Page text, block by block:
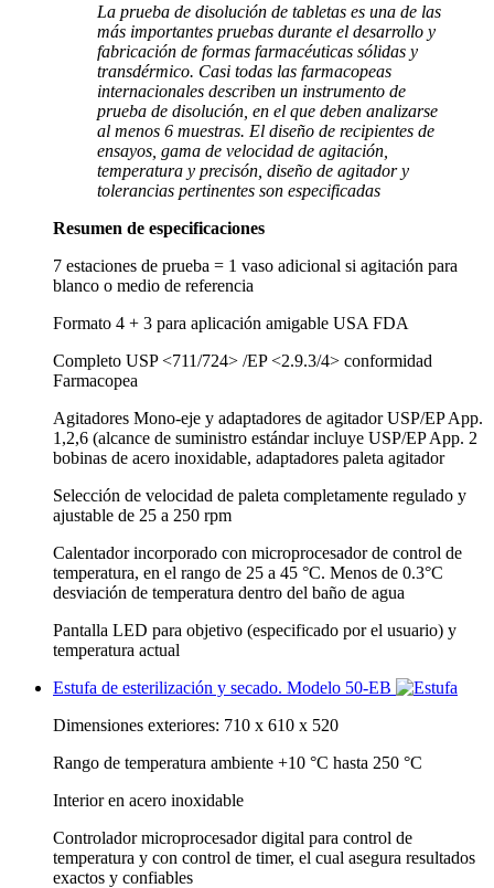
La prueba de disolución de tabletas es una de las
más importantes pruebas durante el desarrollo y
fabricación de formas farmacéuticas sólidas y
transdérmico. Casi todas las farmacopeas
internacionales describen un instrumento de
prueba de disolución, en el que deben analizarse
al menos 6 muestras. El diseño de recipientes de
ensayos, gama de velocidad de agitación,
temperatura y precisón, diseño de agitador y
tolerancias pertinentes son especificadas
Resumen de especificaciones
7 estaciones de prueba = 1 vaso adicional si agitación para
blanco o medio de referencia
Formato 4 + 3 para aplicación amigable USA FDA
Completo USP <711/724> /EP <2.9.3/4> conformidad
Farmacopea
Agitadores Mono-eje y adaptadores de agitador USP/EP App.
1,2,6 (alcance de suministro estándar incluye USP/EP App. 2
bobinas de acero inoxidable, adaptadores paleta agitador
Selección de velocidad de paleta completamente regulado y
ajustable de 25 a 250 rpm
Calentador incorporado con microprocesador de control de
temperatura, en el rango de 25 a 45 °C. Menos de 0.3°C
desviación de temperatura dentro del baño de agua
Pantalla LED para objetivo (especificado por el usuario) y
temperatura actual
Estufa de esterilización y secado. Modelo 50-EB
Dimensiones exteriores: 710 x 610 x 520
Rango de temperatura ambiente +10 °C hasta 250 °C
Interior en acero inoxidable
Controlador microprocesador digital para control de
temperatura y con control de timer, el cual asegura resultados
exactos y confiables